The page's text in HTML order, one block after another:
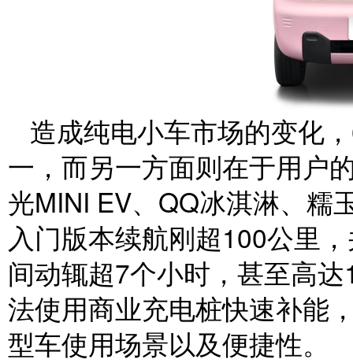
造成纯电小车市场的变化
一，而另一方面则在于用户
光MINI EV、QQ冰淇淋、糯
入门版本续航刚超100公里
间动辄超7个小时，甚至高
法使用商业充电桩快速补能
型车使用场景以及便捷性。